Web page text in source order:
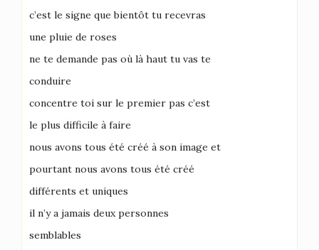
c’est le signe que bientôt tu recevras
une pluie de roses
ne te demande pas où là haut tu vas te
conduire
concentre toi sur le premier pas c’est
le plus difficile à faire
nous avons tous été créé à son image et
pourtant nous avons tous été créé
différents et uniques
il n’y a jamais deux personnes
semblables